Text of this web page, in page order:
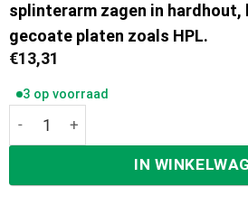
splinterarm zagen in hardhout,
gecoate platen zoals HPL.
€13,31
3 op voorraad
Ivana Decoupeerzaagbladen set
IN